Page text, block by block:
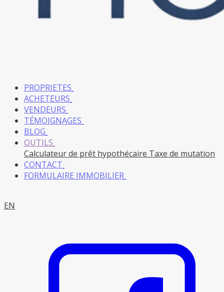
PROPRIETES
ACHETEURS
VENDEURS
TÉMOIGNAGES
BLOG
OUTILS
Calculateur de prêt hypothécaire Taxe de mutation
CONTACT
FORMULAIRE IMMOBILIER
EN